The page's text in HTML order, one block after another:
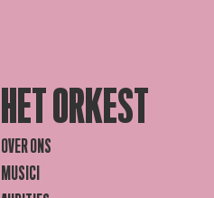
HET ORKEST
OVER ONS
MUSICI